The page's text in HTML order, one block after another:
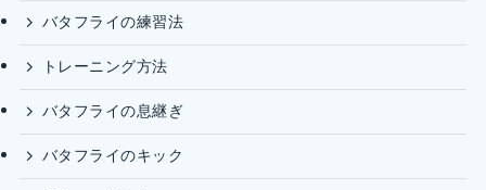
バタフライの練習法
トレーニング方法
バタフライの息継ぎ
バタフライのキック